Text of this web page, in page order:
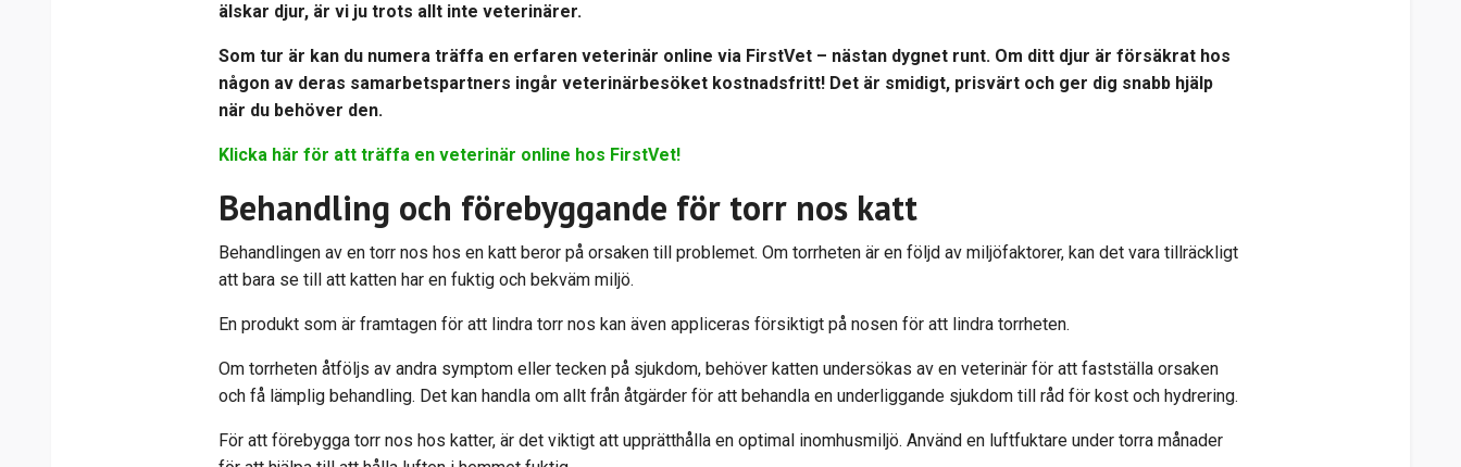
älskar djur, är vi ju trots allt inte veterinärer.
Som tur är kan du numera träffa en erfaren veterinär online via FirstVet – nästan dygnet runt. Om ditt djur är försäkrat hos
någon av deras samarbetspartners ingår veterinärbesöket kostnadsfritt! Det är smidigt, prisvärt och ger dig snabb hjälp
när du behöver den.
Klicka här för att träffa en veterinär online hos FirstVet!
Behandling och förebyggande för torr nos katt
Behandlingen av en torr nos hos en katt beror på orsaken till problemet. Om torrheten är en följd av miljöfaktorer, kan det vara tillräckligt
att bara se till att katten har en fuktig och bekväm miljö.
Enprodukt som är framtagen för att lindra torr nos kan även appliceras försiktigt på nosen för att lindra torrheten.
Om torrheten åtföljs av andra symptom eller tecken på sjukdom, behöver katten undersökas av en veterinär för att fastställa orsaken
och få lämplig behandling. Det kan handla om allt från åtgärder för att behandla en underliggande sjukdom till råd för kost och hydrering.
För att förebygga torr nos hos katter, är det viktigt att upprätthålla en optimal inomhusmiljö. Använd en luftfuktare under torra månader